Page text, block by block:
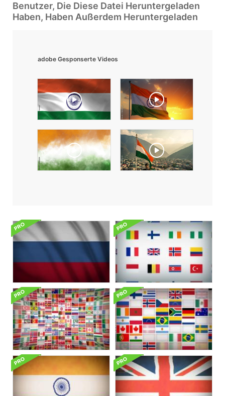
Benutzer, Die Diese Datei Heruntergeladen
Haben, Haben Außerdem Heruntergeladen
adobe Gesponserte Videos